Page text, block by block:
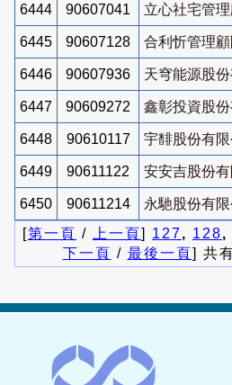
6444 90607041 立心社宅管
6445 90607128 合利忻管理
6446 90607936 天穹能源股份
6447 90609272 鑫彰投資股份
6448 90610117 宇馡股份有限
6449 90611122 安安吉股份有
6450 90611214
永馳股份有限
[第一頁 / 上一頁] 127, 128,
下一頁 / 最後一頁] 共